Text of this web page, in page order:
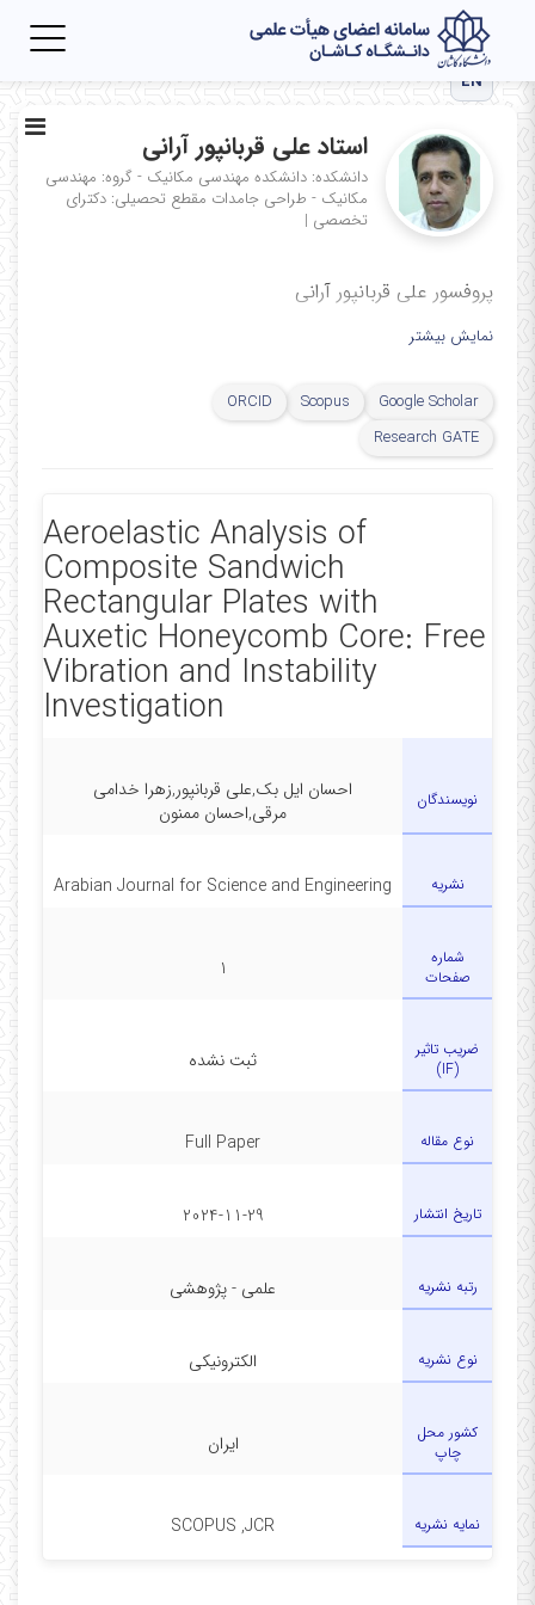
EN
استاد علی قربانپور آرانی
دانشکده: دانشکده مهندسی مکانیک - گروه: مهندسی
مکانیک - طراحی جامدات مقطع تحصیلی: دکترای
تخصصی |
پروفسور علی قربانپور آرانی
نمایش بیشتر
Google Scholar
Scopus
ORCID
Research GATE
Aeroelastic Analysis of
Composite Sandwich
Rectangular Plates with
Auxetic Honeycomb Core: Free
Vibration and Instability
Investigation
نویسندگان
احسان ایل بک,علی قربانپور,زهرا خدامی
مرقی,احسان ممنون
نشریه Arabian Journal for Science and Engineering
شماره
صفحات
1
ضریب تاثیر
(IF)
ثبت نشده
نوع مقاله Full Paper
تاریخ انتشار 2024-11-29
رتبه نشریه علمی - پژوهشی
نوع نشریه الکترونیکی
کشور محل
چاپ
ایران
نمایه نشریه SCOPUS ,JCR